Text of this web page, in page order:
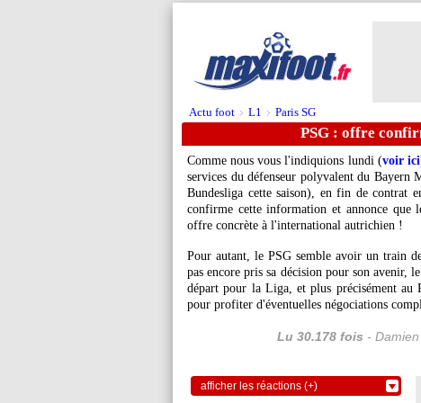
Actu foot > L1 > Paris SG
PSG : offre
Comme nous vous l'indiquions lundi (voir ici
services du défenseur polyvalent du Bayern
Bundesliga cette saison), en fin de contrat
confirme cette information et annonce que
offre concrète à l'international autrichien !
Pour autant, le PSG semble avoir un train
pas encore pris sa décision pour son avenir,
départ pour la Liga, et plus précisément
pour profiter d'éventuelles négociations
Lu 30.178 fois -
afficher les réactions (+)